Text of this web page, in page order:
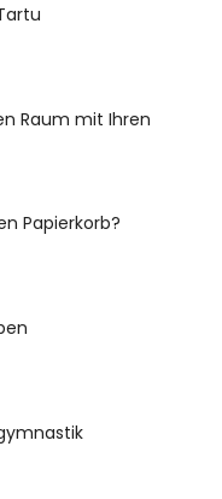
Raum mit Ihren
Papierkorb?